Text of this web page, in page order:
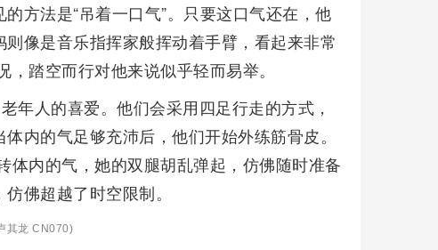
方法是“吊着一口气”。只要这口气还在，他
像是音乐指挥家般挥动着手臂，看起来非常
踏空而行对他来说似乎轻而易举。
年人的喜爱。他们会采用四足行走的方式，
内的气足够充沛后，他们开始外练筋骨皮。
内的气，她的双腿胡乱弹起，仿佛随时准备
佛超越了时空限制。
其龙 CN070)